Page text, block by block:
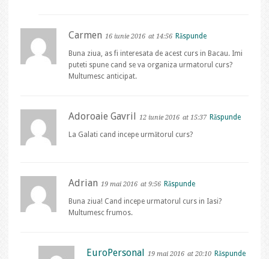
Carmen 16 iunie 2016 at 14:56 Răspunde
Buna ziua, as fi interesata de acest curs in Bacau. Imi
puteti spune cand se va organiza urmatorul curs?
Multumesc anticipat.
Adoroaie Gavril 12 iunie 2016 at 15:37 Răspunde
La Galati cand incepe următorul curs?
Adrian 19 mai 2016 at 9:56 Răspunde
Buna ziua! Cand incepe urmatorul curs in Iasi?
Multumesc frumos.
EuroPersonal 19 mai 2016 at 20:10 Răspunde